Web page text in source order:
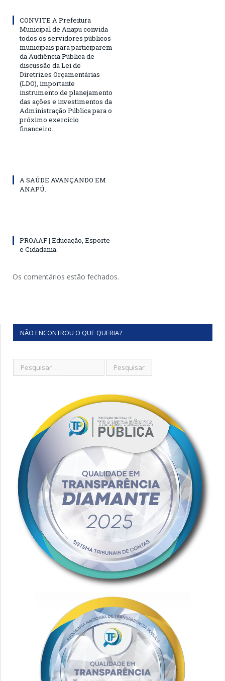
CONVITE A Prefeitura
Municipal de Anapu convida
todos os servidores públicos
municipais para participarem
da Audiência Pública de
discussão da Lei de
Diretrizes Orçamentárias
(LDO), importante
instrumento de planejamento
das ações e investimentos da
Administração Pública para o
próximo exercício
financeiro.
A SAÚDE AVANÇANDO EM
ANAPÚ.
PROAAF | Educação, Esporte
e Cidadania.
Os comentários estão fechados.
NÃO ENCONTROU O QUE QUERIA?